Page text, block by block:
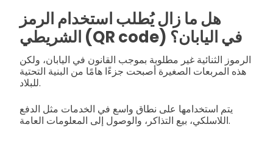
هل ما زال يُطلب استخدام الرمز
الشريطي (QR code) في اليابان؟
الرموز الثنائية غير مطلوبة بموجب القانون في اليابان، ولكن
هذه المربعات الصغيرة أصبحت جزءًا هامًا من البنية التحتية
للبلاد.
يتم استخدامها على نطاق واسع في الخدمات مثل الدفع
اللاسلكي، بيع التذاكر، والوصول إلى المعلومات العامة.